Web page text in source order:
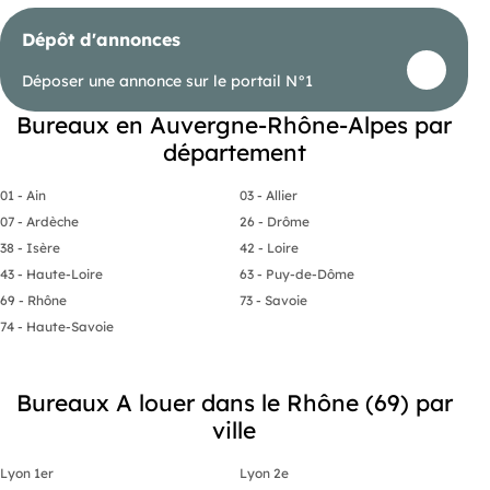
Dépôt d'annonces
Déposer une annonce sur le portail N°1
Bureaux en Auvergne-Rhône-Alpes par
département
01 - Ain
03 - Allier
07 - Ardèche
26 - Drôme
38 - Isère
42 - Loire
43 - Haute-Loire
63 - Puy-de-Dôme
69 - Rhône
73 - Savoie
74 - Haute-Savoie
Bureaux A louer dans le Rhône (69) par
ville
Lyon 1er Lyon 2e